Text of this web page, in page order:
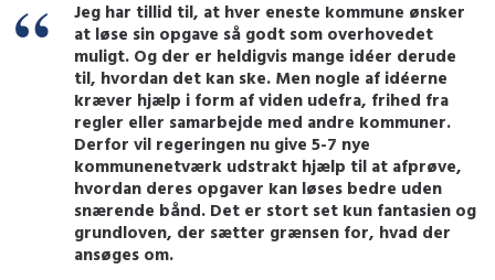
Jeg har tillid til, at hver eneste kommune ønsker
at løse sin opgave så godt som overhovedet
muligt. Og der er heldigvis mange idéer derude
til, hvordan det kan ske. Men nogle af idéerne
kræver hjælp i form af viden udefra, frihed fra
regler eller samarbejde med andre kommuner.
Derfor vil regeringen nu give 5-7 nye
kommunenetværk udstrakt hjælp til at afprøve,
hvordan deres opgaver kan løses bedre uden
snærende bånd. Det er stort set kun fantasien og
grundloven, der sætter grænsen for, hvad der
ansøges om.